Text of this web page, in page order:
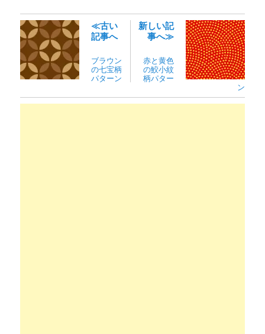
≪古い
記事へ
ブラウン
の七宝柄
パターン
新しい記
事へ≫
赤と黄色
の鮫小紋
柄パター
ン